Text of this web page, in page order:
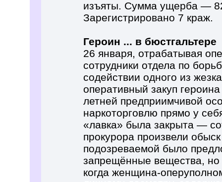
изъяты. Сумма ущерба —
Зарегистрировано 7 краж.
Героин ... в бюстгальтере
26 января, отрабатывая
сотрудники отдела по
содействии одного из
оперативный закуп
летней предприимчивой
наркоторговлю прямо у
«лавка» была закрыта —
прокурора произвели
подозреваемой было
запрещённые вещества, но
когда женщина-